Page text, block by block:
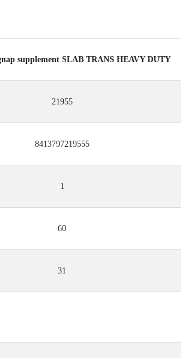
supplement SLAB TRANS HEAVY DUTY
21955
8413797219555
1
60
31